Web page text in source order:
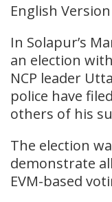
English
In Solapur’s
an election
NCP leader
police have
others of his
The election
demonstrate
EVM-based